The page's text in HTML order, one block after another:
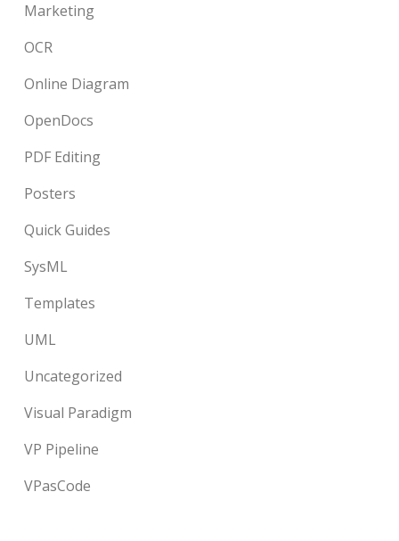
Marketing
OCR
Online Diagram
OpenDocs
PDF Editing
Posters
Quick Guides
SysML
Templates
UML
Uncategorized
Visual Paradigm
VP Pipeline
VPasCode